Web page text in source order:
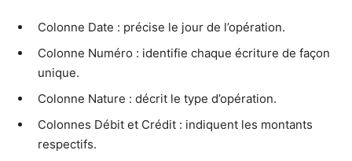
Colonne Date : précise le jour de l’opération.
Colonne Numéro : identifie chaque écriture de façon
unique.
Colonne Nature : décrit le type d’opération.
Colonnes Débit et Crédit : indiquent les montants
respectifs.